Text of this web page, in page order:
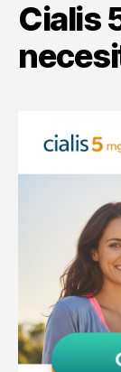
Cialis